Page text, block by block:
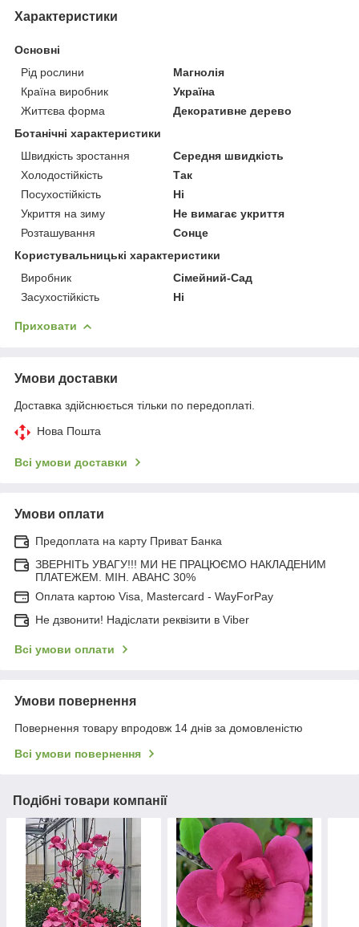
Характеристики
Основні
Рід рослини
Магнолія
Країна виробник
Україна
Життєва форма
Декоративне дерево
Ботанічні характеристики
Швидкість зростання
Середня швидкість
Холодостійкість
Так
Посухостійкість
Ні
Укриття на зиму
Не вимагає укриття
Розташування
Сонце
Користувальницькі характеристики
Виробник
Сімейний-Сад
Засухостійкість
Ні
Приховати
Умови доставки
Доставка здійснюється тільки по передоплаті.
Нова Пошта
Всі умови доставки
Умови оплати
Предоплата на карту Приват Банка
ЗВЕРНІТЬ УВАГУ!!! МИ НЕ ПРАЦЮЄМО НАКЛАДЕНИМ
ПЛАТЕЖЕМ. МІН. АВАНС 30%
Оплата картою Visa, Mastercard - WayForPay
Не дзвонити! Надіслати реквізити в Viber
Всі умови оплати
Умови повернення
Повернення товару впродовж 14 днів за домовленістю
Всі умови повернення
Подібні товари компанії